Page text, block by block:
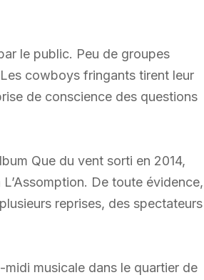
le public. Peu de groupes
cowboys fringants tirent leur
de conscience des questions
Que du vent sorti en 2014,
De toute évidence,
reprises, des spectateurs
midi musicale dans le quartier de